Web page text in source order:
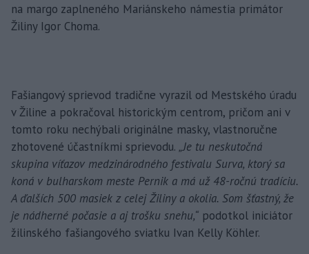
na margo zaplneného Mariánskeho námestia primátor
Žiliny Igor Choma.
Fašiangový sprievod tradične vyrazil od Mestského úradu
v Žiline a pokračoval historickým centrom, pričom ani v
tomto roku nechýbali originálne masky, vlastnoručne
zhotovené účastníkmi sprievodu. „Je tu neskutočná
skupina víťazov medzinárodného festivalu Surva, ktorý sa
koná v bulharskom meste Pernik a má už 48-ročnú tradíciu.
A ďalších 500 masiek z celej Žiliny a okolia. Som šťastný, že
je nádherné počasie a aj trošku snehu,“ podotkol iniciátor
žilinského fašiangového sviatku Ivan Kelly Köhler.